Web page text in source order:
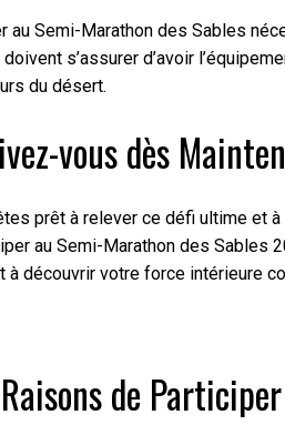
au Semi-Marathon des Sables
s’assurer d’avoir
du désert.
vous dès
prêt à relever ce défi ultime et
au Semi-Marathon des Sables
à découvrir votre force intérieure
de